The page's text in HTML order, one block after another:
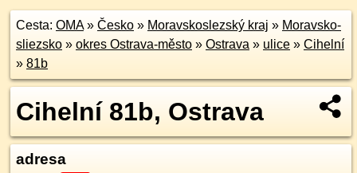
Cesta: OMA» Česko » Moravskoslezský kraj » Moravsko-
sliezsko » okres Ostrava-město » Ostrava » ulice » Cihelní
» 81b
Cihelní 81b, Ostrava
adresa